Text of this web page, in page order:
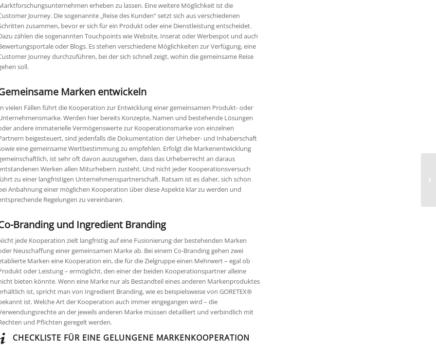
erheben zu lassen. Eine weitere Möglichkeit ist die
Journey. Die sogenannte „Reise des Kunden“ setzt sich aus verschiedenen
zusammen, bevor er sich für ein Produkt oder eine Dienstleistung entscheidet.
zählen die sogenannten Touchpoints wie Website, Inserat oder Werbespot und auch
oder Blogs. Es stehen verschiedene Möglichkeiten zur Verfügung, eine
Journey durchzuführen, bei der sich schnell zeigt, wohin die gemeinsame Reise
soll.
Marken entwickeln
vielen Fällen führt die Kooperation zur Entwicklung einer gemeinsamen Produkt- oder
Werden hier bereits Konzepte, Namen und bestehende Lösungen
andere immaterielle Vermögenswerte zur Kooperationsmarke von einzelnen
beigesteuert, sind jedenfalls die Dokumentation der Urheber- und Inhaberschaft
eine gemeinsame Wertbestimmung zu empfehlen. Erfolgt die Markenentwicklung
ist sehr oft davon auszugehen, dass das Urheberrecht an daraus
Werken allen Miturhebern zusteht. Und nicht jeder Kooperationsversuch
zu einer langfristigen Unternehmenspartnerschaft. Ratsam ist es daher, sich schon
Anbahnung einer möglichen Kooperation über diese Aspekte klar zu werden und
Regelungen zu vereinbaren.
Branding und Ingredient Branding
jede Kooperation zielt langfristig auf eine Fusionierung der bestehenden Marken
Neuschaffung einer gemeinsamen Marke ab. Bei einem Co-Branding gehen zwei
Marken eine Kooperation ein, die für die Zielgruppe einen Mehrwert – egal ob
oder Leistung – ermöglicht, den einer der beiden Kooperationspartner alleine
bieten könnte. Wenn eine Marke nur als Bestandteil eines anderen Markenproduktes
ist, spricht man von Ingredient Branding, wie es beispielsweise von GORETEX®
ist. Welche Art der Kooperation auch immer eingegangen wird – die
an der jeweils anderen Marke müssen detailliert und verbindlich mit
und Pflichten geregelt werden.
CHECKLISTE FÜR EINE GELUNGENE MARKENKOOPERATION